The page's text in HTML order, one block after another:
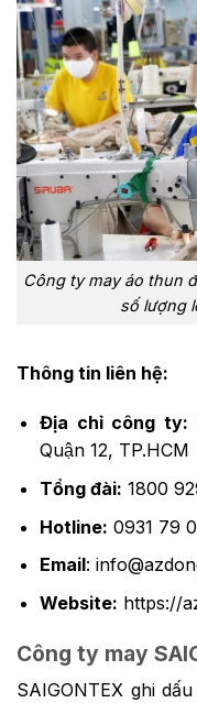
Công ty may áo thun
số lượng
Thông tin liên hệ:
Địa chỉ công ty:
Quận 12, TP.HCM
Tổng đài: 1800
Hotline: 0931 79
Email:
Website: https://
Công ty may
SAIGONTEX ghi